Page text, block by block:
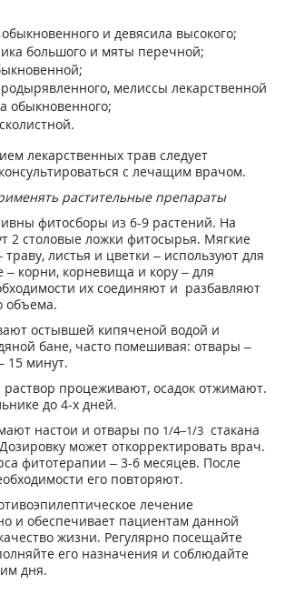
и девясила высокого;
большого и мяты перечной;
мелиссы лекарственной
обыкновенного;
лекарственных трав следует
с лечащим врачом.
растительные препараты
фитосборы из 6-9 растений. На
2 столовые ложки фитосырья. Мягкие
траву, листья и цветки – используют для
– корни, корневища и кору – для
их соединяют и разбавляют
объема.
остывшей кипяченой водой и
бане, часто помешивая: отвары –
15 минут.
раствор процеживают, осадок отжимают.
до 4-х дней.
настои и отвары по 1/4–1/3 стакана
может откорректировать врач.
фитотерапии – 3-6 месяцев. После
его повторяют.
лечение
и обеспечивает пациентам данной
жизни. Регулярно посещайте
его назначения и соблюдайте
дня.